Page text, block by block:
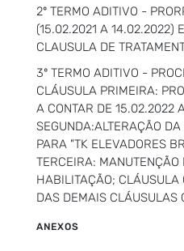
2º TERMO ADITIVO -
(15.02.2021 A 14.02.2022)
CLAUSULA DE
3º TERMO ADITIVO -
CLÁUSULA PRIMEIRA:
A CONTAR DE 15.02.2022
SEGUNDA:ALTERAÇÃO
PARA "TK ELEVADORES
TERCEIRA: MANUTENÇÃO
HABILITAÇÃO; CLÁUSULA
DAS DEMAIS CLÁUSULAS
ANEXOS